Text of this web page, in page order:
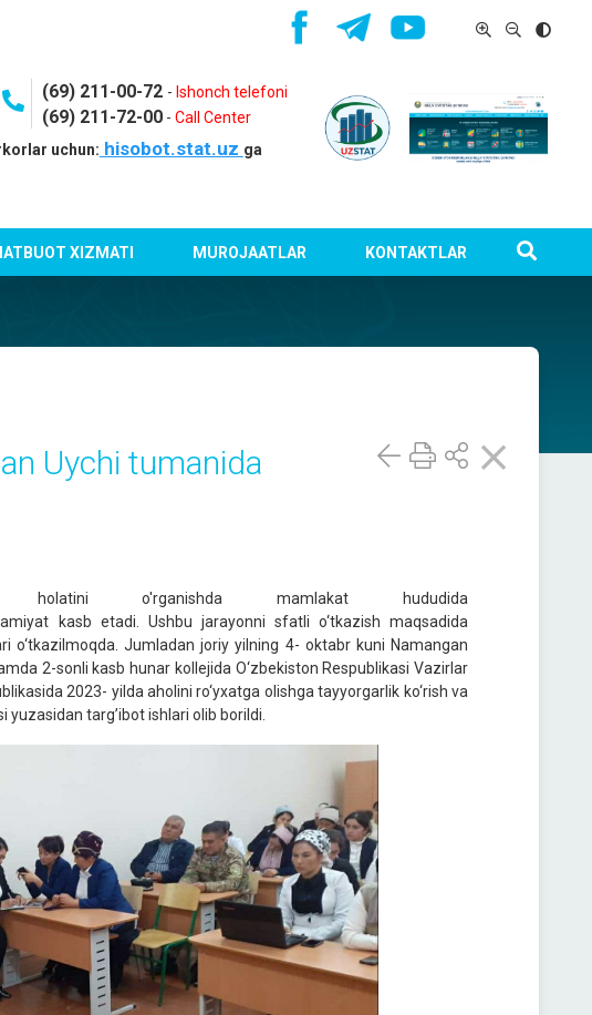
(69) 211-00-72 - Ishonch telefoni
(69) 211-72-00- Call Center
uchun: hisobot.stat.uz ga
XIZMATI MUROJAATLAR KONTAKTLAR
Uychi tumanida
holatini o'rganishda mamlakat hududida
kasb etadi. Ushbu jarayonni sfatli o‘tkazish maqsadida
o‘tkazilmoqda. Jumladan joriy yilning 4- oktabr kuni Namangan
2-sonli kasb hunar kollejida O‘zbekiston Respublikasi Vazirlar
2023- yilda aholini ro‘yxatga olishga tayyorgarlik ko‘rish va
yuzasidan targ’ibot ishlari olib borildi.